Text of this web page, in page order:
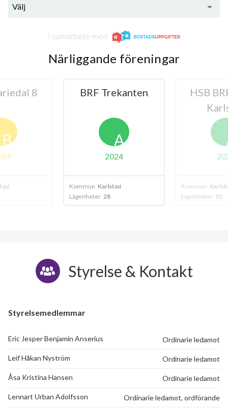
Välj
I samarbete med
Närliggande föreningar
8
B
BRF Trekanten
A
2024
Kommun Karlstad
Lägenheter 28
HSB
Kommun
Lägenheter 32
Styrelse & Kontakt
Styrelsemedlemmar
Eric Jesper Benjamin Anserius Ordinarie ledamot
Leif Håkan Nyström Ordinarie ledamot
Åsa Kristina Hansen Ordinarie ledamot
Lennart Urban Adolfsson Ordinarie ledamot, ordförande